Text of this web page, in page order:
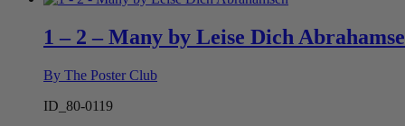
4,095 kr.
1 – 2 – Many by Leise Dich
By The Poster Club
ID_80-0119